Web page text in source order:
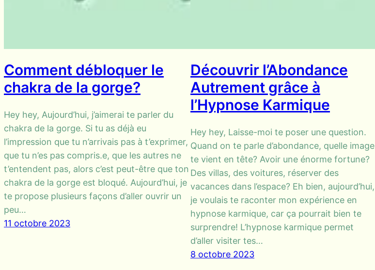
Comment débloquer le
chakra de la gorge?
Hey hey, Aujourd’hui, j’aimerai te parler du
chakra de la gorge. Si tu as déjà eu
l’impression que tu n’arrivais pas à t’exprimer,
que tu n’es pas compris.e, que les autres ne
t’entendent pas, alors c’est peut-être que ton
chakra de la gorge est bloqué. Aujourd’hui, je
te propose plusieurs façons d’aller ouvrir un
peu…
11 octobre 2023
Découvrir l’Abondance
Autrement grâce à
l’Hypnose Karmique
Hey hey, Laisse-moi te poser une question.
Quand on te parle d’abondance, quelle image
te vient en tête? Avoir une énorme fortune?
Des villas, des voitures, réserver des
vacances dans l’espace? Eh bien, aujourd’hui,
je voulais te raconter mon expérience en
hypnose karmique, car ça pourrait bien te
surprendre! L’hypnose karmique permet
d’aller visiter tes…
8 octobre 2023